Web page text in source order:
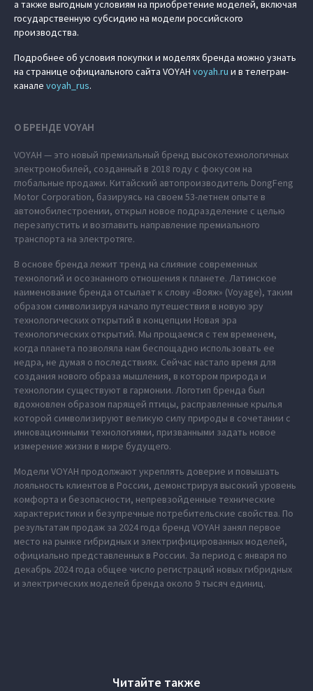
а также выгодным условиям на приобретение моделей, включая
государственную субсидию на модели российского
производства.
Подробнее об условия покупки и моделях бренда можно узнать
на странице официального сайта VOYAH voyah.ru и в телеграм-
канале voyah_rus.
О БРЕНДЕ VOYAH
VOYAH — это новый премиальный бренд высокотехнологичных
электромобилей, созданный в 2018 году с фокусом на
глобальные продажи. Китайский автопроизводитель DongFeng
Motor Corporation, базируясь на своем 53-летнем опыте в
автомобилестроении, открыл новое подразделение с целью
перезапустить и возглавить направление премиального
транспорта на электротяге.
В основе бренда лежит тренд на слияние современных
технологий и осознанного отношения к планете. Латинское
наименование бренда отсылает к слову «Вояж» (Voyage), таким
образом символизируя начало путешествия в новую эру
технологических открытий в концепции Новая эра
технологических открытий. Мы прощаемся с тем временем,
когда планета позволяла нам беспощадно использовать ее
недра, не думая о последствиях. Сейчас настало время для
создания нового образа мышления, в котором природа и
технологии существуют в гармонии. Логотип бренда был
вдохновлен образом парящей птицы, расправленные крылья
которой символизируют великую силу природы в сочетании с
инновационными технологиями, призванными задать новое
измерение жизни в мире будущего.
Модели VOYAH продолжают укреплять доверие и повышать
лояльность клиентов в России, демонстрируя высокий уровень
комфорта и безопасности, непревзойденные технические
характеристики и безупречные потребительские свойства. По
результатам продаж за 2024 года бренд VOYAH занял первое
место на рынке гибридных и электрифицированных моделей,
официально представленных в России. За период с января по
декабрь 2024 года общее число регистраций новых гибридных
и электрических моделей бренда около 9 тысяч единиц.
Читайте также